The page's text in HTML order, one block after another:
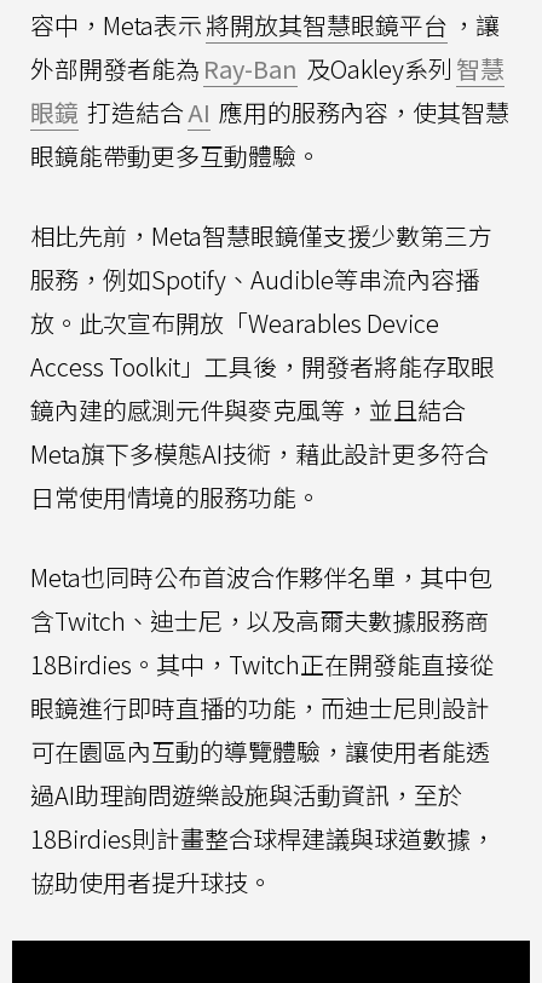
容中，Meta表示將開放其智慧眼鏡平台 ，讓
外部開發者能為 Ray-Ban 及Oakley系列 智慧
眼鏡 打造結合AI 應用的服務內容，使其智慧
眼鏡能帶動更多互動體驗。
相比先前，Meta智慧眼鏡僅支援少數第三方
服務，例如Spotify、Audible等串流內容播
放。此次宣布開放「Wearables Device
Access Toolkit」工具後，開發者將能存取眼
鏡內建的感測元件與麥克風等，並且結合
Meta旗下多模態AI技術，藉此設計更多符合
日常使用情境的服務功能。
Meta也同時公布首波合作夥伴名單，其中包
含Twitch、迪士尼，以及高爾夫數據服務商
18Birdies。其中，Twitch正在開發能直接從
眼鏡進行即時直播的功能，而迪士尼則設計
可在園區內互動的導覽體驗，讓使用者能透
過AI助理詢問遊樂設施與活動資訊，至於
18Birdies則計畫整合球桿建議與球道數據，
協助使用者提升球技。